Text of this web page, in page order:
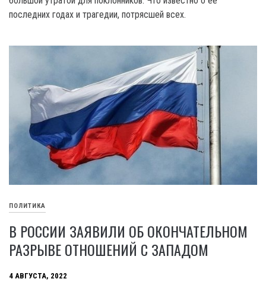
последних годах и трагедии, потрясшей всех.
ПОЛИТИКА
В РОССИИ ЗАЯВИЛИ ОБ ОКОНЧАТЕЛЬНОМ
РАЗРЫВЕ ОТНОШЕНИЙ С ЗАПАДОМ
4 АВГУСТА, 2022